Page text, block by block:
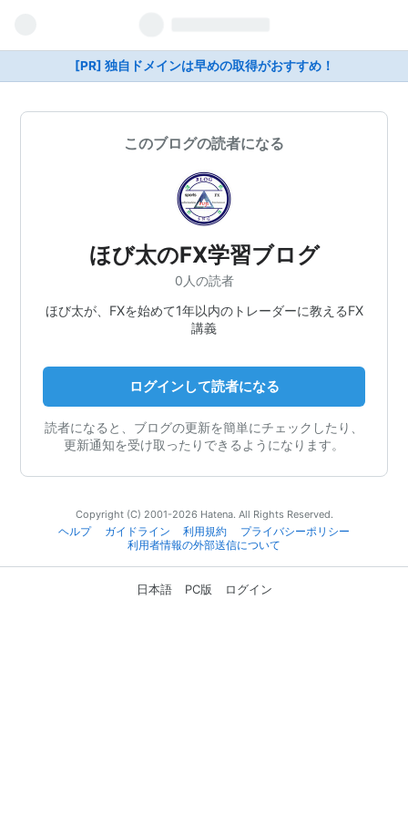
[PR] 独自ドメインは早めの取得がおすすめ！
このブログの読者になる
ほび太のFX学習ブログ
0人の読者
ほび太が、FXを始めて1年以内のトレーダーに教えるFX
講義
ログインして読者になる
読者になると、ブログの更新を簡単にチェックしたり、
更新通知を受け取ったりできるようになります。
Copyright (C) 2001-2026 Hatena. All Rights Reserved.
ヘルプ
ガイドライン 利用規約
プライバシーポリシー
利用者情報の外部送信について
日本語 PC版 ログイン